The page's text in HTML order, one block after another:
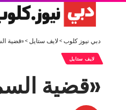
دبي نيوز كلوب> لايف ستايل >«قضية
لايف ستايل
«قضية